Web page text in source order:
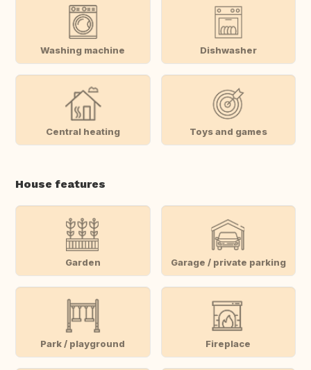
Washing machine Dishwasher
Central heating Toys and games
House features
Garden Garage / private parking
Park / playground Fireplace